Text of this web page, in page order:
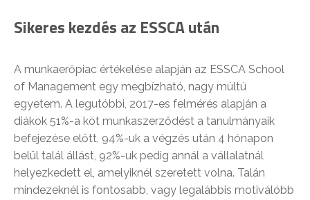
Sikeres kezdés az ESSCA után
A munkaerőpiac értékelése alapján az ESSCA School
of Management egy megbízható, nagy múltú
egyetem. A legutóbbi, 2017-es felmérés alapján a
diákok 51%-a köt munkaszerződést a tanulmányaik
befejezése előtt, 94%-uk a végzés után 4 hónapon
belül talál állást, 92%-uk pedig annál a vállalatnál
helyezkedett el, amelyiknél szeretett volna. Talán
mindezeknél is fontosabb, vagy legalábbis motiválóbb